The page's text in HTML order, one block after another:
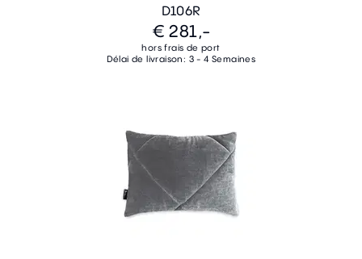
D106R
€ 281,-
hors frais de port
Délai de livraison: 3 - 4 Semaines